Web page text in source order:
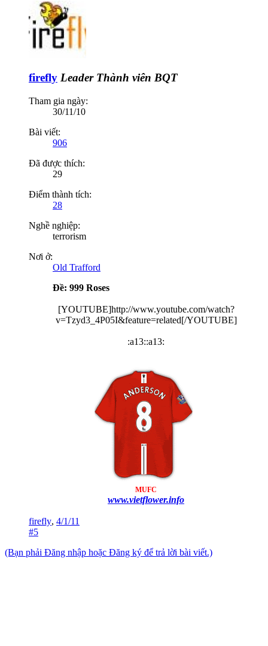
firefly Leader Thành viên BQT
Tham gia ngày:
30/11/10
Bài viết:
906
Đã được thích:
29
Điểm thành tích:
28
Nghề nghiệp:
terrorism
Nơi ở:
Old Trafford
Ðề: 999 Roses
[YOUTUBE]http://www.youtube.com/watch?
v=Tzyd3_4P05I&feature=related[/YOUTUBE]
:a13::a13:​
MUFC
www.vietflower.info
firefly, 4/1/11
#5
(Bạn phải Đăng nhập hoặc Đăng ký để trả lời bài viết.)